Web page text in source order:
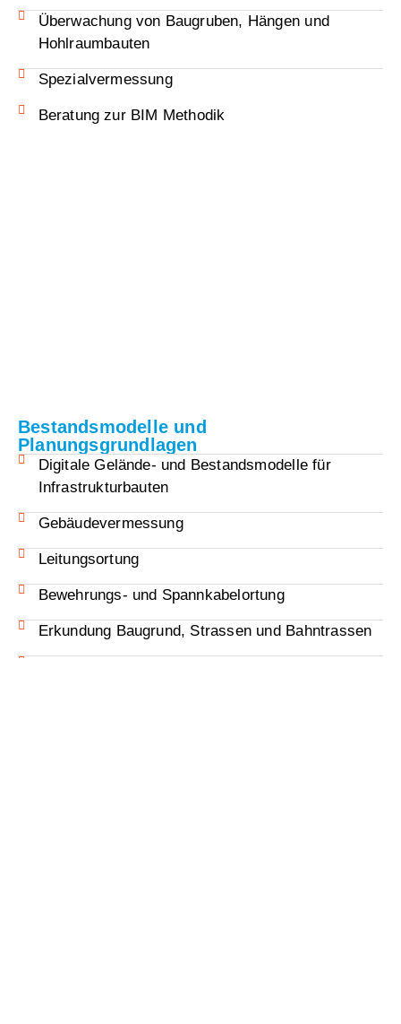
Überwachung von Baugruben, Hängen und
Hohlraumbauten
Spezialvermessung
Beratung zur BIM Methodik
Bestandsmodelle und
Planungsgrundlagen
Digitale Gelände- und Bestandsmodelle für
Infrastrukturbauten
Gebäudevermessung
Leitungsortung
Bewehrungs- und Spannkabelortung
Erkundung Baugrund, Strassen und Bahntrassen